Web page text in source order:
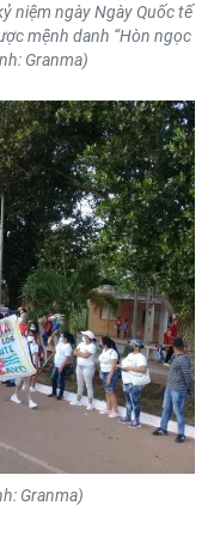
niệm ngày Ngày Quốc tế
mệnh danh “Hòn ngọc
Granma)
Granma)